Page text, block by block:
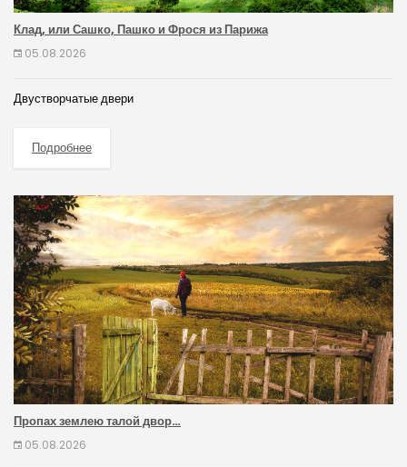
Клад, или Сашко, Пашко и Фрося из Парижа
05.08.2026
Двустворчатые двери
Подробнее
Пропах землею талой двор…
05.08.2026